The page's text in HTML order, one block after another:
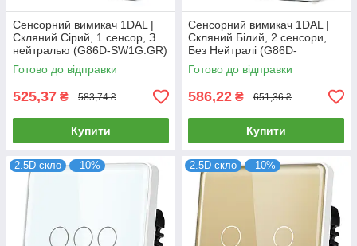
Сенсорний вимикач 1DAL |
Скляний Сірий, 1 сенсор, З
нейтралью (G86D-SW1G.GR)
Готово до відправки
525,37 ₴ 583,74 ₴
Купити
Сенсорний вимикач 1DAL |
Скляний Білий, 2 сенсори,
Без Нейтралі (G86D-
SW2G.SL.WT)
Готово до відправки
586,22 ₴ 651,36 ₴
Купити
2.5D скло –10% 2.5D скло –10%